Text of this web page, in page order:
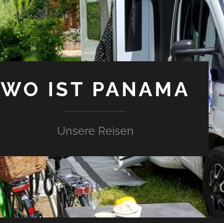
WO IST PANAMA
Unsere Reisen